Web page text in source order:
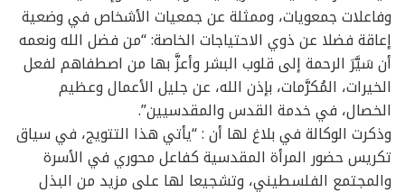
وفاعلات جمعويات، وممثلة عن جمعيات الأشخاص في وضعية
إعاقة فضلا عن ذوي الاحتياجات الخاصة: “من فضل الله ونعمه
أن سَيَّرَ الرحمة إلى قلوب البشر وأعزَّ بها من اصطفاهم لفعل
الخيرات، المُكرَّمات، بإذن الله، عن جليل الأعمال وعظيم
الخصال، في خدمة القدس والمقدسيين”.
وذكرت الوكالة في بلاغ لها أن : “يأتي هذا التتويج، في سياق
تكريس حضور المرأة المقدسية كفاعل محوري في الأسرة
والمجتمع الفلسطيني، وتشجيعا لها على مزيد من البذل